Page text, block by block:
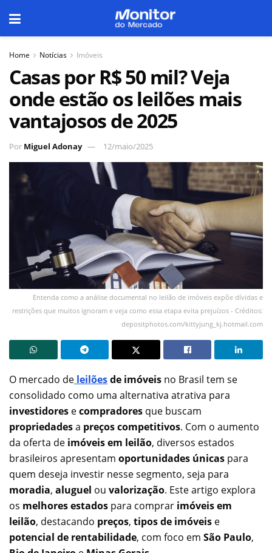
Home Notícias Imóveis
Casas por R$ 50 mil? Veja
onde estão os leilões mais
vantajosos de 2025
Por Miguel Adonay 12/maio/2025
Entenda como a análise documental no leilão de imóveis expõe dívidas e
restrições que muitos ignoram e veja como essa etapa evita prejuízos - Créditos:
depositphotos.com/kittyjung_kj.hotmail.com
O mercado de leilõesde imóveis no Brasil tem se
consolidado como uma alternativa atrativa para
investidores ecompradores que buscam
propriedadesa preços competitivos. Com o aumento
da oferta de imóveis em leilão, diversos estados
brasileiros apresentam oportunidades únicas para
quem deseja investir nesse segmento, seja para
moradia, aluguel ou valorização. Este artigo explora
os melhores estados para comprar imóveis em
leilão, destacando preços, tipos de imóveis e
potencial de rentabilidade, com foco em São Paulo,